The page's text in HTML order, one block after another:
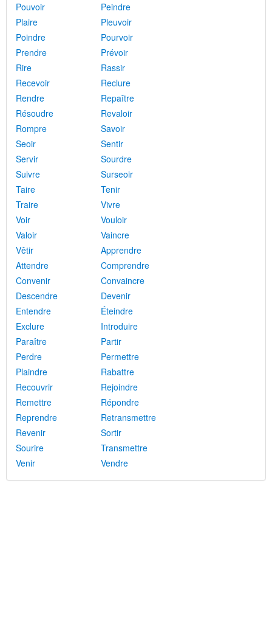
Pouvoir
Peindre
Plaire
Pleuvoir
Poindre
Pourvoir
Prendre
Prévoir
Rire
Rassir
Recevoir
Reclure
Rendre
Repaître
Résoudre
Revaloir
Rompre
Savoir
Seoir
Sentir
Servir
Sourdre
Suivre
Surseoir
Taire
Tenir
Traire
Vivre
Voir
Vouloir
Valoir
Vaincre
Vêtir
Apprendre
Attendre
Comprendre
Convenir
Convaincre
Descendre
Devenir
Entendre
Éteindre
Exclure
Introduire
Paraître
Partir
Perdre
Permettre
Plaindre
Rabattre
Recouvrir
Rejoindre
Remettre
Répondre
Reprendre
Retransmettre
Revenir
Sortir
Sourire
Transmettre
Venir
Vendre